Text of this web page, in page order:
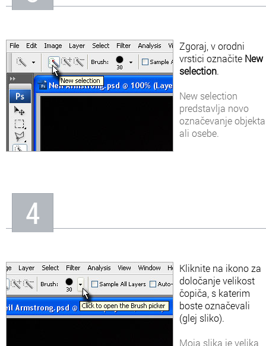
Zgoraj, v orodni
vrstici označite New
selection.
New selection
predstavlja novo
označevanje objekta
ali osebe.
4
Kliknite na ikono za
določanje velikost
čopiča, s katerim
boste označevali
(glej sliko).
Moja slika je velika